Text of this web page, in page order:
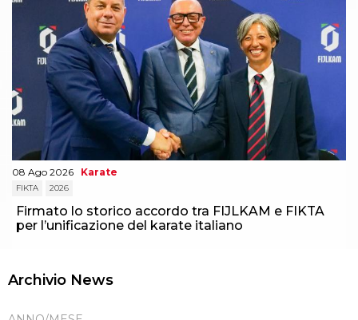
08 Ago 2026 Karate
FIKTA 2026
Firmato lo storico accordo tra FIJLKAM e FIKTA
per l’unificazione del karate italiano
Archivio News